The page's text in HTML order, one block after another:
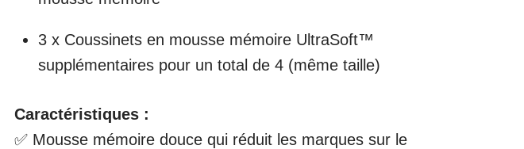
3 x Coussinets en mousse mémoire UltraSoft™
supplémentaires pour un total de 4 (même taille)
Caractéristiques :
✅ Mousse mémoire douce qui réduit les marques sur le